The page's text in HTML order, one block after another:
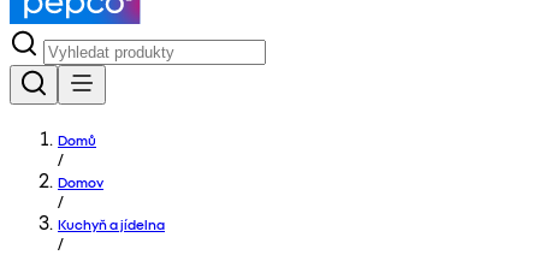
Domů
/
Domov
/
Kuchyň a jídelna
/